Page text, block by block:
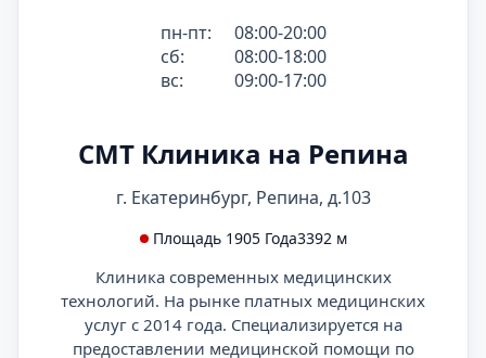
пн-пт:
08:00-20:00
сб:
08:00-18:00
вс:
09:00-17:00
СМТ Клиника на Репина
г. Екатеринбург, Репина, д.103
Площадь 1905 Года3392 м
Клиника современных медицинских
технологий. На рынке платных медицинских
услуг с 2014 года. Специализируется на
предоставлении медицинской помощи по